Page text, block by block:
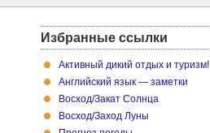
Избранные ссылки
Активный дикий отдых и туризм!
Английский язык — заметки
Восход/Закат Cолнца
Восход/Заход Луны